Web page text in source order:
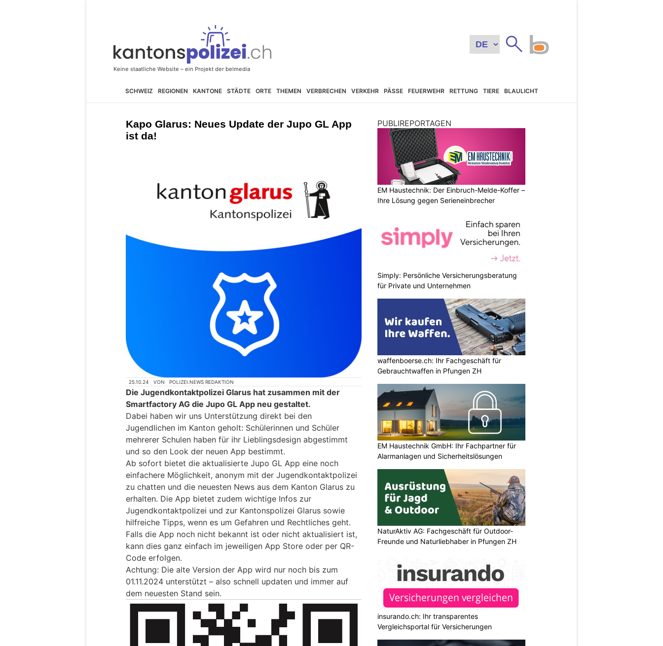
SCHWEIZ REGIONEN KANTONE STÄDTE ORTE THEMEN VERBRECHEN VERKEHR PÄSSE FEUERWEHR RETTUNG TIERE BLAULICHT
Kapo Glarus: Neues Update der Jupo GL App
ist da!
25.10.24 VON POLIZEI.NEWS REDAKTION
Die Jugendkontaktpolizei Glarus hat zusammen mit der
Smartfactory AG die Jupo GL App neu gestaltet.
Dabei haben wir uns Unterstützung direkt bei den
Jugendlichen im Kanton geholt: Schülerinnen und Schüler
mehrerer Schulen haben für ihr Lieblingsdesign abgestimmt
und so den Look der neuen App bestimmt.
Ab sofort bietet die aktualisierte Jupo GL App eine noch
einfachere Möglichkeit, anonym mit der Jugendkontaktpolizei
zu chatten und die neuesten News aus dem Kanton Glarus zu
erhalten. Die App bietet zudem wichtige Infos zur
Jugendkontaktpolizei und zur Kantonspolizei Glarus sowie
hilfreiche Tipps, wenn es um Gefahren und Rechtliches geht.
Falls die App noch nicht bekannt ist oder nicht aktualisiert ist,
kann dies ganz einfach im jeweiligen App Store oder per QR-
Code erfolgen.
Achtung: Die alte Version der App wird nur noch bis zum
01.11.2024 unterstützt – also schnell updaten und immer auf
dem neuesten Stand sein.
PUBLIREPORTAGEN
EM Haustechnik: Der Einbruch-Melde-Koffer –
Ihre Lösung gegen Serieneinbrecher
Simply: Persönliche Versicherungsberatung
für Private und Unternehmen
waffenboerse.ch: Ihr Fachgeschäft für
Gebrauchtwaffen in Pfungen ZH
EM Haustechnik GmbH: Ihr Fachpartner für
Alarmanlagen und Sicherheitslösungen
NaturAktiv AG: Fachgeschäft für Outdoor-
Freunde und Naturliebhaber in Pfungen ZH
insurando.ch: Ihr transparentes
Vergleichsportal für Versicherungen